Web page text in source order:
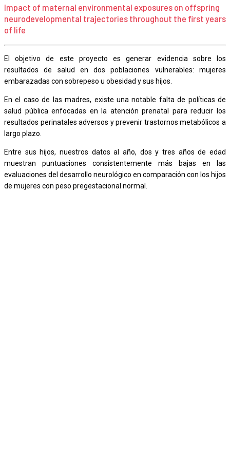
Impact of maternal environmental exposures on offspring
neurodevelopmental trajectories throughout the first years
of life
El objetivo de este proyecto es generar evidencia sobre los
resultados de salud en dos poblaciones vulnerables: mujeres
embarazadas con sobrepeso u obesidad y sus hijos.
En el caso de las madres, existe una notable falta de políticas de
salud pública enfocadas en la atención prenatal para reducir los
resultados perinatales adversos y prevenir trastornos metabólicos a
largo plazo.
Entre sus hijos, nuestros datos al año, dos y tres años de edad
muestran puntuaciones consistentemente más bajas en las
evaluaciones del desarrollo neurológico en comparación con los hijos
de mujeres con peso pregestacional normal.